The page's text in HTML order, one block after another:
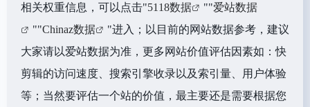
相关权重信息，可以点击"5118数据 ""爱站数据
""Chinaz数据
"进入；以目前的网站数据参考，建议
大家请以爱站数据为准，更多网站价值评估因素如：快
剪辑的访问速度、搜索引擎收录以及索引量、用户体验
等；当然要评估一个站的价值，最主要还是需要根据您